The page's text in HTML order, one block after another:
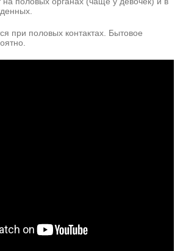
при половых контактах. Бытовое